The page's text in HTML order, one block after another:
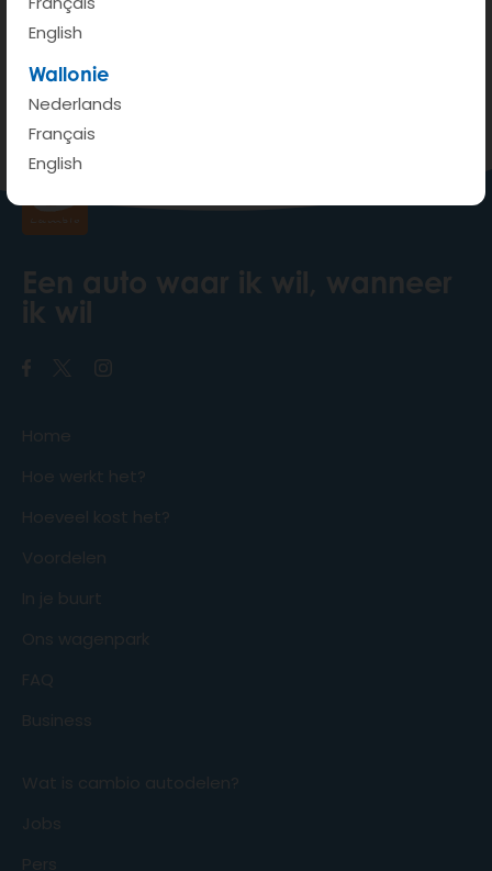
English
Wallonie
Nederlands
Français
English
Bekijken op Google Maps
Een auto waar ik wil, wanneer
ik wil
Home
Hoe werkt het?
Hoeveel kost het?
Voordelen
In je buurt
Ons wagenpark
FAQ
Business
Wat is cambio autodelen?
Jobs
Pers